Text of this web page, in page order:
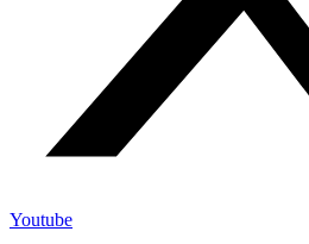
Youtube